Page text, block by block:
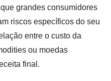
grandes consumidores
riscos específicos do seu
entre o custo da
ou moedas
final.